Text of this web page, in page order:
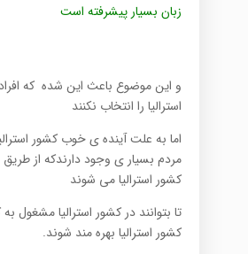
زبان بسیار پیشرفته است
و این موضوع باعث این شده که
استرالیا را انتخاب نکنند
اما به علت آینده ی خوب کشور
مردم بسیار ی وجود دارندکه از
کشور استرالیا می شوند
تا بتوانند در کشور استرالیا مشغول
کشور استرالیا بهره مند شوند.